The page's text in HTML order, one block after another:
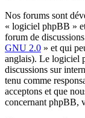
Nos forums sont
« logiciel phpBB »
forum de
GNU 2.0 » et qui
anglais). Le logiciel
discussions sur
tenu comme
acceptons et que
concernant phpBB,